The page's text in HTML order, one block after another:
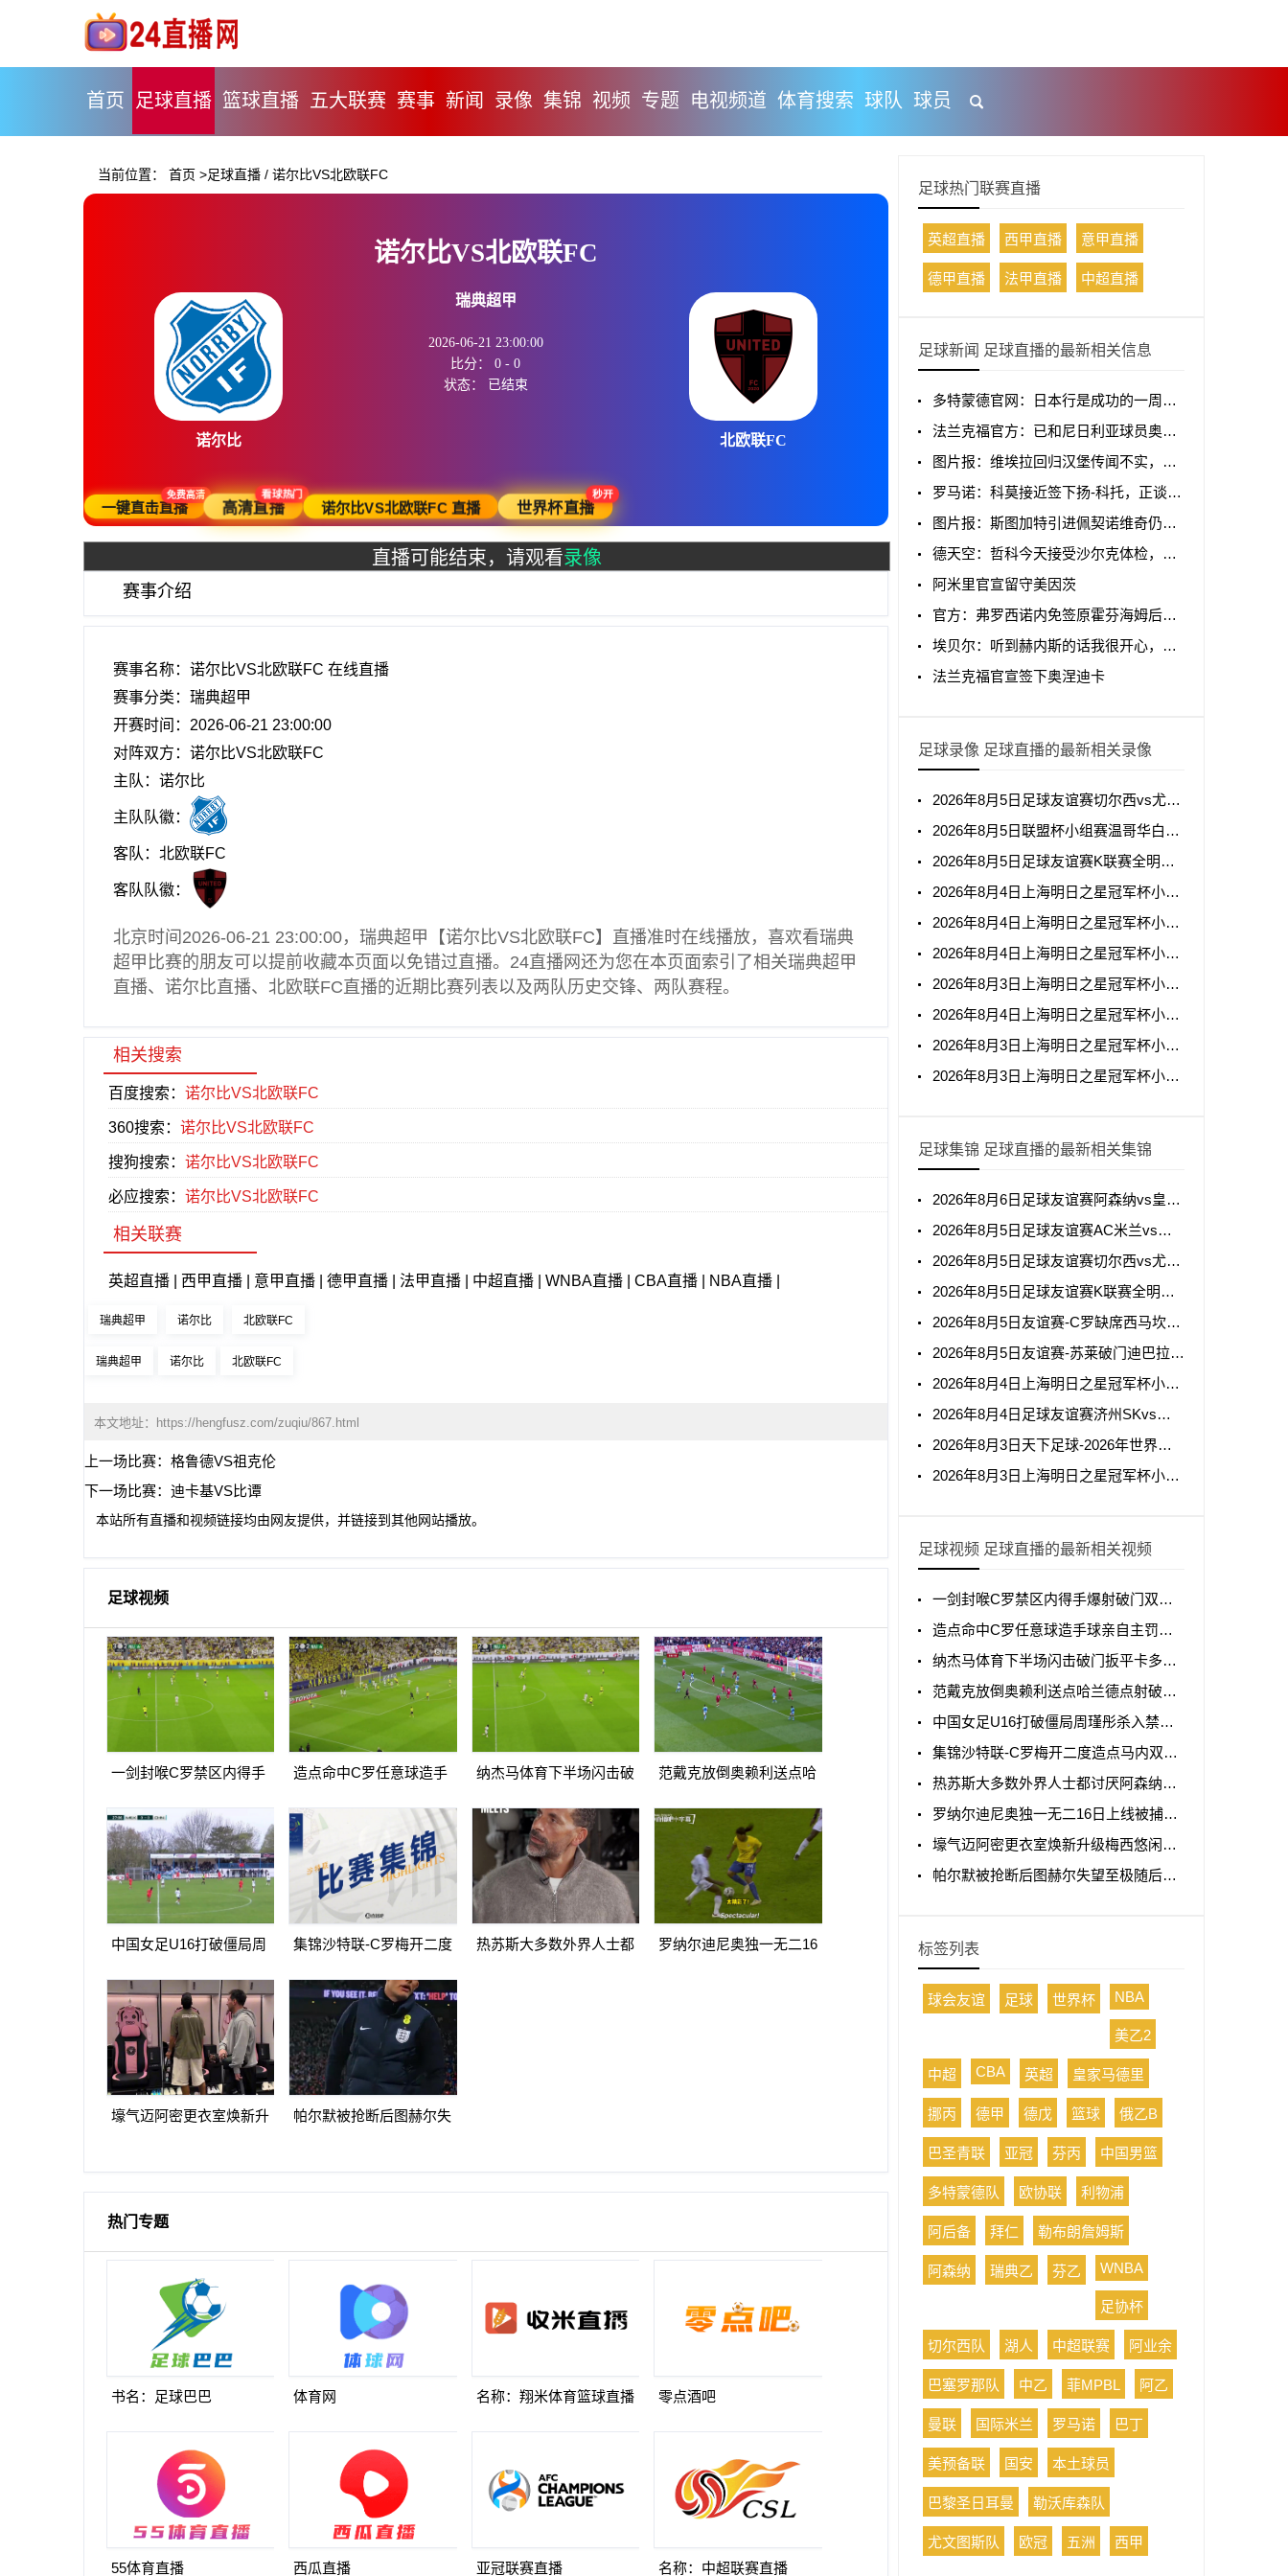
首页 足球直播 篮球直播 五大联赛 赛事 新闻 录像 集锦 视频 专题 电视频道 体育搜索 球队 球员
当前位置：首页 >足球直播 /诺尔比VS北欧联FC
诺尔比VS北欧联FC
诺尔比
瑞典超甲
2026-06-21 23:00:00
比分：0 -0
状态： 已结束
北欧联FC
一键直击直播
免费高清
高清直播
看球热门
诺尔比VS北欧联FC 直播 世界杯直播
秒开
直播可能结束，请观看录像
赛事介绍
赛事名称：诺尔比VS北欧联FC 在线直播
赛事分类： 瑞典超甲
开赛时间：2026-06-21 23:00:00
对阵双方：诺尔比VS北欧联FC
主队：诺尔比
主队队徽：
客队：北欧联FC
客队队徽：
北京时间2026-06-21 23:00:00， 瑞典超甲 【诺尔比VS北欧联FC】直播准时在线播放，喜欢看瑞典
超甲 比赛的朋友可以提前收藏本页面以免错过直播。24直播网还为您在本页面索引了相关瑞典超甲
直播、诺尔比直播、北欧联FC直播的近期比赛列表以及两队历史交锋、两队赛程。
相关搜索
百度搜索： 诺尔比VS北欧联FC
360搜索： 诺尔比VS北欧联FC
搜狗搜索： 诺尔比VS北欧联FC
必应搜索： 诺尔比VS北欧联FC
相关联赛
英超直播 西甲直播 意甲直播 德甲直播 法甲直播 中超直播 WNBA直播 CBA直播 NBA直播
瑞典超甲 诺尔比 北欧联FC
瑞典超甲 诺尔比 北欧联FC
本文地址： https://hengfusz.com/zuqiu/867.html
上一场比赛： 格鲁德VS祖克伦
下一场比赛： 迪卡基VS比谭
本站所有直播和视频链接均由网友提供，并链接到其他网站播放。
足球视频
一剑封喉C罗禁区内得手
967球
造点命中C罗任意球造手
球
纳杰马体育下半场闪击破
得手
范戴克放倒奥赖利送点哈
中国女足U16打破僵局周
远角破门
集锦沙特联-C罗梅开二度
马体育
热苏斯大多数外界人士都
罗纳尔迪尼奥独一无二16
壕气迈阿密更衣室焕新升
帕尔默被抢断后图赫尔失
破门
热门专题
书名：足球巴巴 体育网 名称：翔米体育篮球直播 零点酒吧
55体育直播 西瓜直播 亚冠联赛直播 名称：中超联赛直播
足球热门联赛直播
英超直播 西甲直播 意甲直播
德甲直播 法甲直播 中超直播
足球新闻 足球直播的最新相关信息
多特蒙德官网：日本行是成功的一周，以胜利收官
法兰克福官方：已和尼日利亚球员奥涅迪卡签约至2031年
图片报：维埃拉回归汉堡传闻不实，阿森纳要价高1000万欧
罗马诺：科莫接近签下扬-科托，正谈买断条款
图片报：斯图加特引进佩契诺维奇仍在拖延，狼堡要价2500万欧
德天空：哲科今天接受沙尔克体检，随后将签下一份1年合同
阿米里官宣留守美因茨
官方：弗罗西诺内免签原霍芬海姆后卫阿克波古马
埃贝尔：听到赫内斯的话我很开心，续约最终将由监事会决定
法兰克福官宣签下奥涅迪卡
足球录像 足球直播的最新相关录像
2026年8月5日足球友谊赛切尔西vs尤文图斯全场录像回放
2026年8月5日联盟杯小组赛温哥华白浪vs亚特兰特全场录像回放
2026年8月5日足球友谊赛K联赛全明星vs曼城全场录像回放
2026年8月4日上海明日之星冠军杯小组赛阿森纳U17vs拜耳04勒沃库森U17全场录像回放
2026年8月4日上海明日之星冠军杯小组赛托特纳姆热刺U17vs上海U17全场录像回放
2026年8月4日上海明日之星冠军杯小组赛葡萄牙体育U17vs河床U17全场录像回放
2026年8月3日上海明日之星冠军杯小组赛中国男足U17vs阿森纳U17全场录像回放
2026年8月4日上海明日之星冠军杯小组赛毕尔巴鄂竞技U17vs中国男足U17全场录像回放
2026年8月3日上海明日之星冠军杯小组赛上海U17vs葡萄牙体育U17全场录像回放
2026年8月3日上海明日之星冠军杯小组赛托特纳姆热刺U17vs河床U17全场录像回放
足球集锦 足球直播的最新相关集锦
2026年8月6日足球友谊赛阿森纳vs皇家贝蒂斯全场集锦
2026年8月5日足球友谊赛AC米兰vs国际米兰全场集锦
2026年8月5日足球友谊赛切尔西vs尤文图斯全场集锦
2026年8月5日足球友谊赛K联赛全明星vs曼城全场集锦
2026年8月5日友谊赛-C罗缺席西马坎送点胜利0-2不敌阿尔梅里亚
2026年8月5日友谊赛-苏莱破门迪巴拉助攻罗马4-1纽波特郡
2026年8月4日上海明日之星冠军杯小组赛A组毕尔巴鄂竞技U17vs中国男足U17全场集锦
2026年8月4日足球友谊赛济州SKvs拜仁慕尼黑全场集锦
2026年8月3日天下足球-2026年世界杯50大名场面
2026年8月3日上海明日之星冠军杯小组赛A组中国男足U17vs阿森纳U17全场集锦
足球视频 足球直播的最新相关视频
一剑封喉C罗禁区内得手爆射破门双响打进生涯第967球
造点命中C罗任意球造手球亲自主罚命中生涯第966球
纳杰马体育下半场闪击破门扳平卡多索禁区内打门得手
范戴克放倒奥赖利送点哈兰德点射破门曼城1-0利物浦
中国女足U16打破僵局周瑾彤杀入禁区小角度抽射远角破门
集锦沙特联-C罗梅开二度造点马内双响 胜利5-2纳杰马体育
热苏斯大多数外界人士都讨厌阿森纳我不明白为什么
罗纳尔迪尼奥独一无二16日上线被捕入狱人生最糟糕时刻
壕气迈阿密更衣室焕新升级梅西悠闲品马黛茶
帕尔默被抢断后图赫尔失望至极随后日本队5脚传递破门
标签列表
球会友谊 足球 世界杯 NBA
美乙2
中超 CBA 英超 皇家马德里
挪丙 德甲 德戊 篮球 俄乙B
巴圣青联 亚冠 芬丙 中国男篮
多特蒙德队 欧协联 利物浦
阿后备 拜仁 勒布朗詹姆斯
阿森纳 瑞典乙 芬乙 WNBA
足协杯
切尔西队 湖人 中超联赛 阿业余
巴塞罗那队 中乙 菲MPBL 阿乙
曼联 国际米兰 罗马诺 巴丁
美预备联 国安 本土球员
巴黎圣日耳曼 勒沃库森队
尤文图斯队 欧冠 五洲 西甲